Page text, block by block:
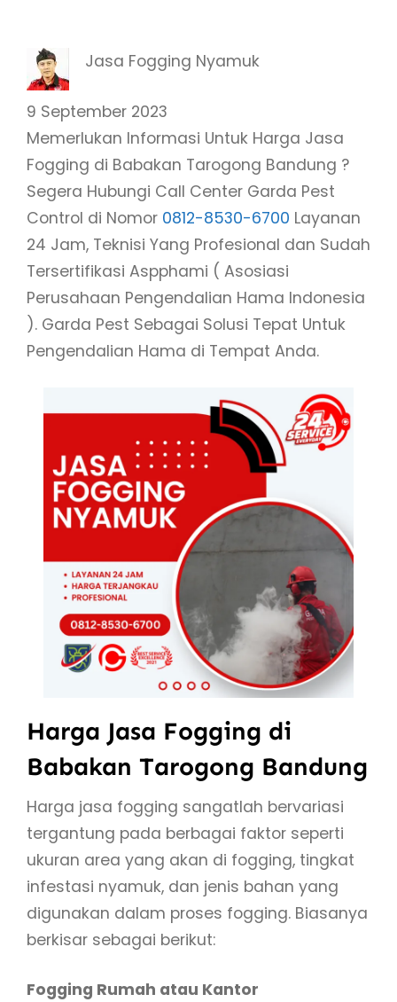
Jasa Fogging Nyamuk
9 September 2023
Memerlukan Informasi Untuk Harga Jasa
Fogging di Babakan Tarogong Bandung ?
Segera Hubungi Call Center Garda Pest
Control di Nomor 0812-8530-6700 Layanan
24 Jam, Teknisi Yang Profesional dan Sudah
Tersertifikasi Aspphami ( Asosiasi
Perusahaan Pengendalian Hama Indonesia
). Garda Pest Sebagai Solusi Tepat Untuk
Pengendalian Hama di Tempat Anda.
Harga Jasa Fogging di
Babakan Tarogong Bandung
Harga jasa fogging sangatlah bervariasi
tergantung pada berbagai faktor seperti
ukuran area yang akan di fogging, tingkat
infestasi nyamuk, dan jenis bahan yang
digunakan dalam proses fogging. Biasanya
berkisar sebagai berikut:
Fogging Rumah atau Kantor